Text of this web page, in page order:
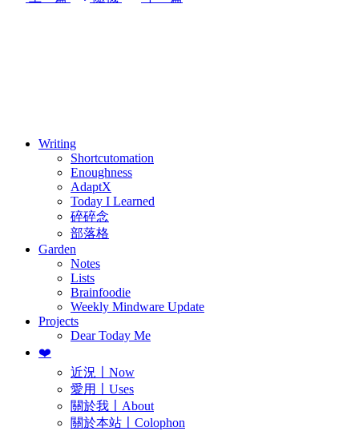
Writing
Shortcutomation
Enoughness
AdaptX
Today I Learned
碎碎念
部落格
Garden
Notes
Lists
Brainfoodie
Weekly Mindware Update
Projects
Dear Today Me
❤️
近況〡Now
愛用〡Uses
關於我〡About
關於本站〡Colophon